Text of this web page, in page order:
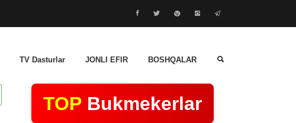
TV Dasturlar JONLI EFIR BOSHQALAR
TOP Bukmekerlar